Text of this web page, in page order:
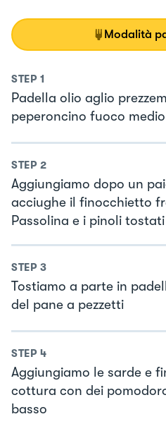
Modalità
STEP 1
Padella olio aglio
peperoncino fuoco medio
STEP 2
Aggiungiamo dopo un
acciughe il finocchietto
Passolina e i pinoli
STEP 3
Tostiamo a parte in
del pane a pezzetti
STEP 4
Aggiungiamo le sarde e
cottura con dei
basso